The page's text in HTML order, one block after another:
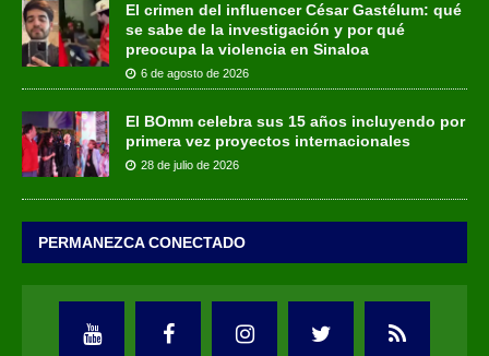
El crimen del influencer César Gastélum: qué
se sabe de la investigación y por qué
preocupa la violencia en Sinaloa
6 de agosto de 2026
El BOmm celebra sus 15 años incluyendo por
primera vez proyectos internacionales
28 de julio de 2026
PERMANEZCA CONECTADO